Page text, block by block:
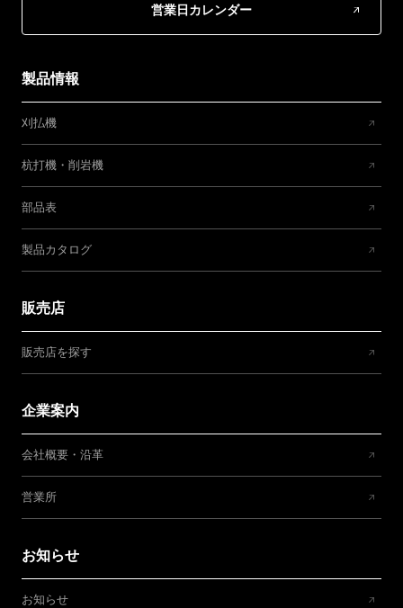
営業日カレンダー
製品情報
刈払機
杭打機・削岩機
部品表
製品カタログ
販売店
販売店を探す
企業案内
会社概要・沿革
営業所
お知らせ
お知らせ